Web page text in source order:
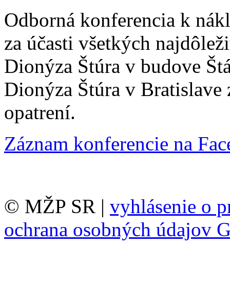
Odborná konferencia k
za účasti všetkých
Dionýza Štúra v budove
Dionýza Štúra v
opatrení.
Záznam konferencie na
© MŽP SR | vyhlásenie o
ochrana osobných údajov